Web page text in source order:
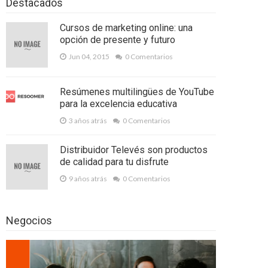
Destacados
Cursos de marketing online: una
opción de presente y futuro
Jun 04, 2015 0 Comentarios
Resúmenes multilingües de YouTube
para la excelencia educativa
3 años atrás 0 Comentarios
Distribuidor Televés son productos
de calidad para tu disfrute
9 años atrás 0 Comentarios
Negocios